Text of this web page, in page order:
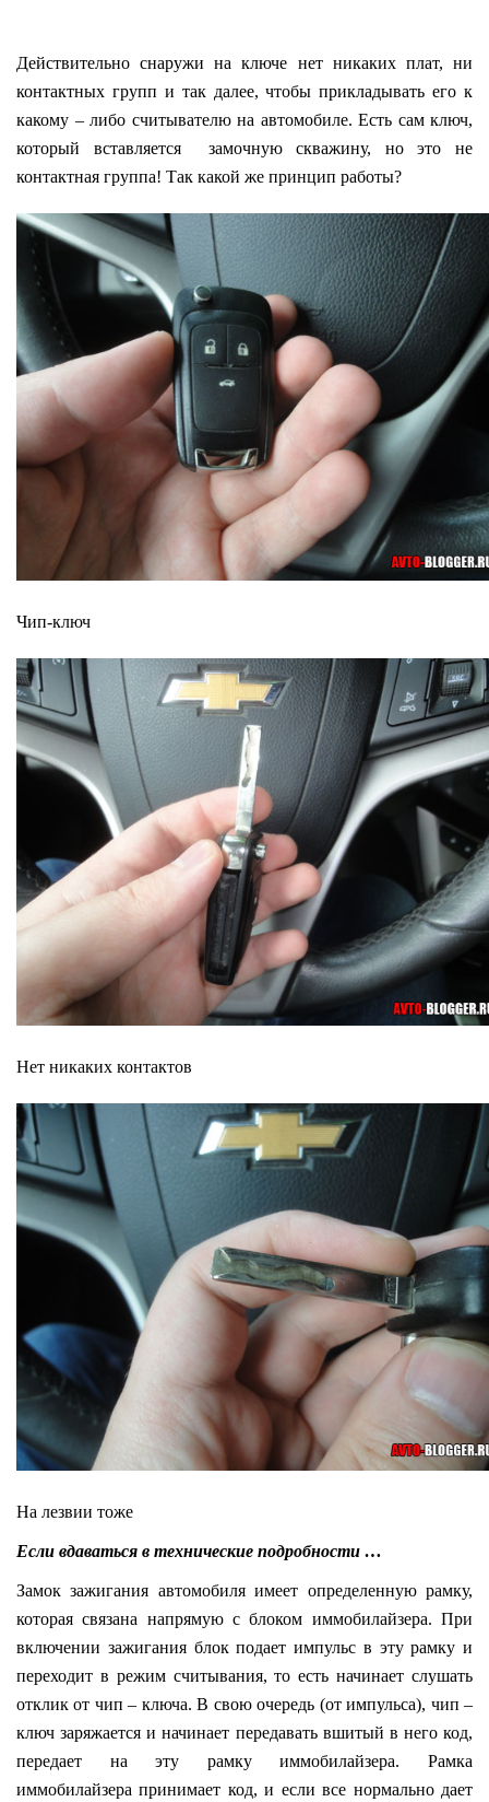
Действительно снаружи на ключе нет никаких плат, ни
контактных групп и так далее, чтобы прикладывать его к
какому – либо считывателю на автомобиле. Есть сам ключ,
который вставляется замочную скважину, но это не
контактная группа! Так какой же принцип работы?
Чип-ключ
Нет никаких контактов
На лезвии тоже
Если вдаваться в технические подробности …
Замок зажигания автомобиля имеет определенную рамку,
которая связана напрямую с блоком иммобилайзера. При
включении зажигания блок подает импульс в эту рамку и
переходит в режим считывания, то есть начинает слушать
отклик от чип – ключа. В свою очередь (от импульса), чип –
ключ заряжается и начинает передавать вшитый в него код,
передает на эту рамку иммобилайзера. Рамка
иммобилайзера принимает код, и если все нормально дает